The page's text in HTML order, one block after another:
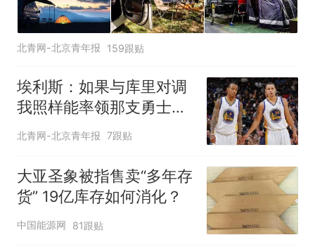
北青网-北京青年报 159跟贴
埃利斯：如果与库里对调
我照样能率领那支勇士取
得现在的成就
北青网-北京青年报 7跟贴
大亚圣象被指售卖“多年存
货” 19亿库存如何消化？
中国能源网 81跟贴